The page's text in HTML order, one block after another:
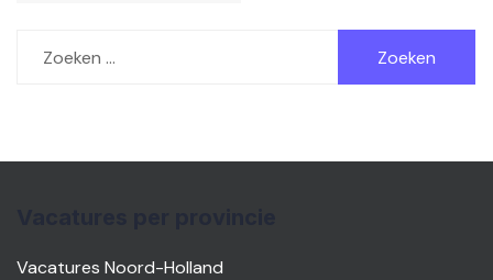
naar:
Vacatures Noord-Holland